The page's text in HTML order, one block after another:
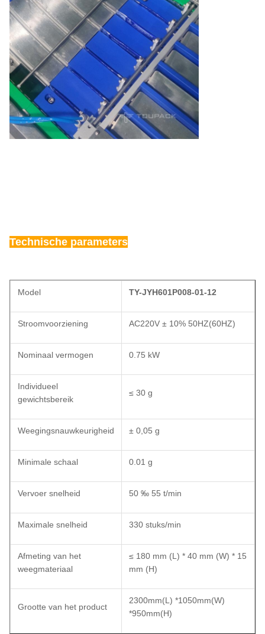
Technische parameters
Model TY-JYH601P008-01-12
Stroomvoorziening AC220V ± 10% 50HZ(60HZ)
Nominaal vermogen 0.75 kW
Individueel
gewichtsbereik
≤ 30 g
Weegingsnauwkeurigheid ± 0,05 g
Minimale schaal 0.01 g
Vervoer snelheid 50 ‰ 55 t/min
Maximale snelheid 330 stuks/min
Afmeting van het
weegmateriaal
≤ 180 mm (L) * 40 mm (W) * 15
mm (H)
Grootte van het product
2300mm(L) *1050mm(W)
*950mm(H)